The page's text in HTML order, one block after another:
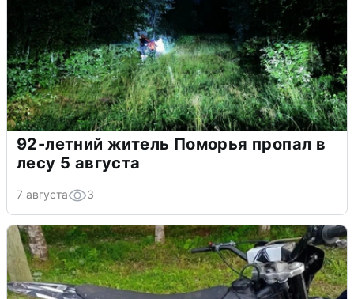
92-летний житель Поморья пропал в
лесу 5 августа
7 августа 3